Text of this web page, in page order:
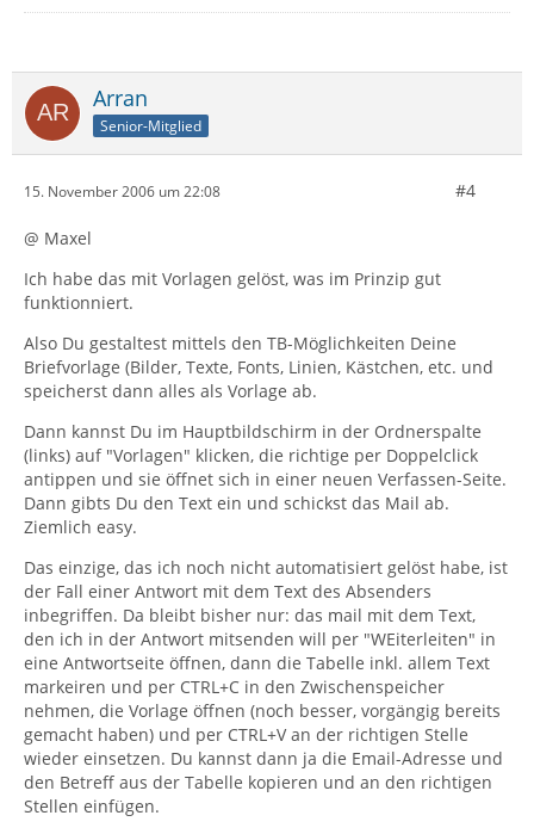
Arran
Senior-Mitglied
15. November 2006 um 22:08 #4
@ Maxel
Ich habe das mit Vorlagen gelöst, was im Prinzip gut
funktionniert.
Also Du gestaltest mittels den TB-Möglichkeiten Deine
Briefvorlage (Bilder, Texte, Fonts, Linien, Kästchen, etc. und
speicherst dann alles als Vorlage ab.
Dann kannst Du im Hauptbildschirm in der Ordnerspalte
(links) auf "Vorlagen" klicken, die richtige per Doppelclick
antippen und sie öffnet sich in einer neuen Verfassen-Seite.
Dann gibts Du den Text ein und schickst das Mail ab.
Ziemlich easy.
Das einzige, das ich noch nicht automatisiert gelöst habe, ist
der Fall einer Antwort mit dem Text des Absenders
inbegriffen. Da bleibt bisher nur: das mail mit dem Text,
den ich in der Antwort mitsenden will per "WEiterleiten" in
eine Antwortseite öffnen, dann die Tabelle inkl. allem Text
markeiren und per CTRL+C in den Zwischenspeicher
nehmen, die Vorlage öffnen (noch besser, vorgängig bereits
gemacht haben) und per CTRL+V an der richtigen Stelle
wieder einsetzen. Du kannst dann ja die Email-Adresse und
den Betreff aus der Tabelle kopieren und an den richtigen
Stellen einfügen.